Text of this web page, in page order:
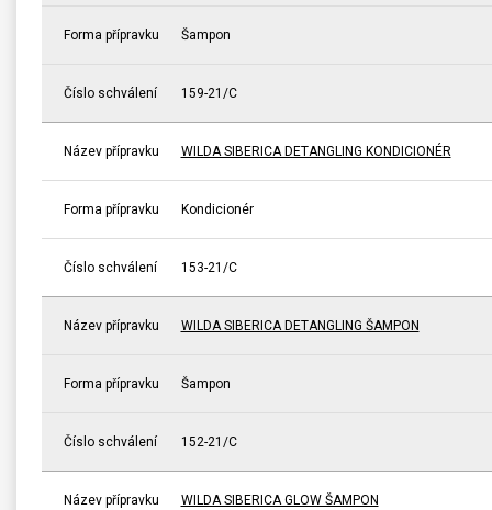
Forma přípravku Šampon
Číslo schválení 159-21/C
Název přípravku WILDA SIBERICA DETANGLING KONDICIONÉR
Forma přípravku Kondicionér
Číslo schválení 153-21/C
Název přípravku WILDA SIBERICA DETANGLING ŠAMPON
Forma přípravku Šampon
Číslo schválení 152-21/C
Název přípravku WILDA SIBERICA GLOW ŠAMPON